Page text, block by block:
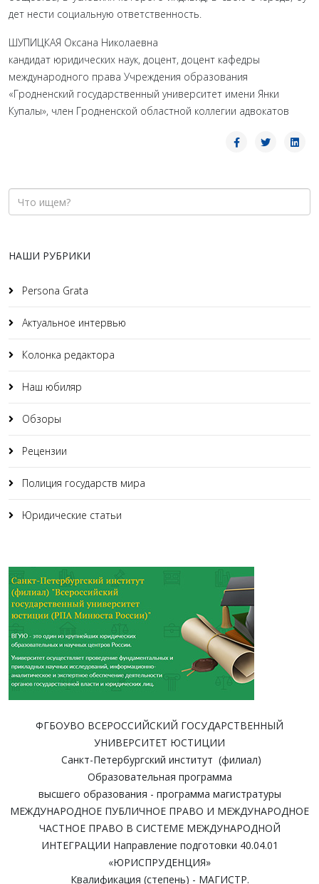
дет нести социальную ответственность.
ШУПИЦКАЯ Оксана Николаевна
кандидат юридических наук, доцент, доцент кафедры
международного права Учреждения образования
«Гродненский государственный университет имени Янки
Купалы», член Гродненской областной коллегии адвокатов
НАШИ РУБРИКИ
Persona Grata
Актуальное интервью
Колонка редактора
Наш юбиляр
Обзоры
Рецензии
Полиция государств мира
Юридические статьи
ФГБОУВО ВСЕРОССИЙСКИЙ ГОСУДАРСТВЕННЫЙ
УНИВЕРСИТЕТ ЮСТИЦИИ
Санкт-Петербургский институт (филиал)
Образовательная программа
высшего образования - программа магистратуры
МЕЖДУНАРОДНОЕ ПУБЛИЧНОЕ ПРАВО И МЕЖДУНАРОДНОЕ
ЧАСТНОЕ ПРАВО В СИСТЕМЕ МЕЖДУНАРОДНОЙ
ИНТЕГРАЦИИ Направление подготовки 40.04.01
«ЮРИСПРУДЕНЦИЯ»
Квалификация (степень) - МАГИСТР.